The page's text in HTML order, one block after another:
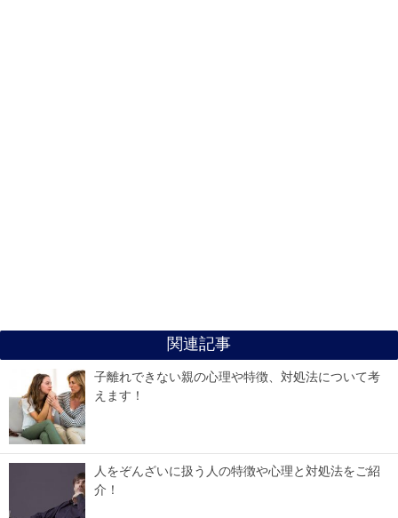
関連記事
子離れできない親の心理や特徴、対処法について考
えます！
人をぞんざいに扱う人の特徴や心理と対処法をご紹
介！